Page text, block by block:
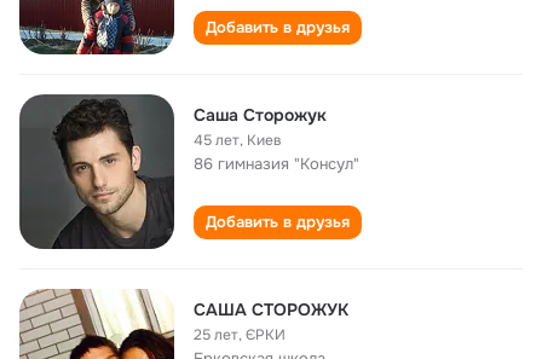
Добавить в друзья
Саша Сторожук
45 лет, Киев
86 гимназия "Консул"
Добавить в друзья
САША СТОРОЖУК
25 лет,ЄРКИ